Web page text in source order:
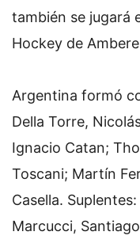
también se jugará
Hockey de
Argentina formó
Della Torre,
Ignacio Catan;
Toscani; Martín
Casella.
Marcucci,